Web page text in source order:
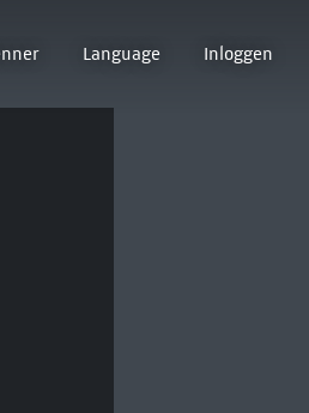
Language Inloggen